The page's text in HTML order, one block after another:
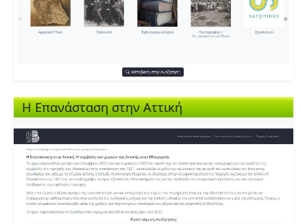
Η Επανάσταση στην Αττική